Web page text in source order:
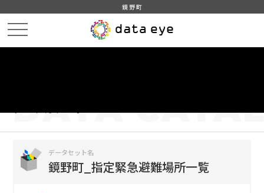
鏡野町
DATA
データセット名
鏡野町_指定緊急避難場所一覧